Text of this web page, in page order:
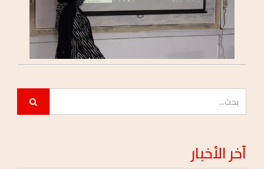
آخرالأخبار
جدول محاضرات الفصل الدراسي ( الصيفي )
[بعد التعديل]
2026/JUL/01
اعلان هــــام
2026/JUN/11
2026/JUN/06